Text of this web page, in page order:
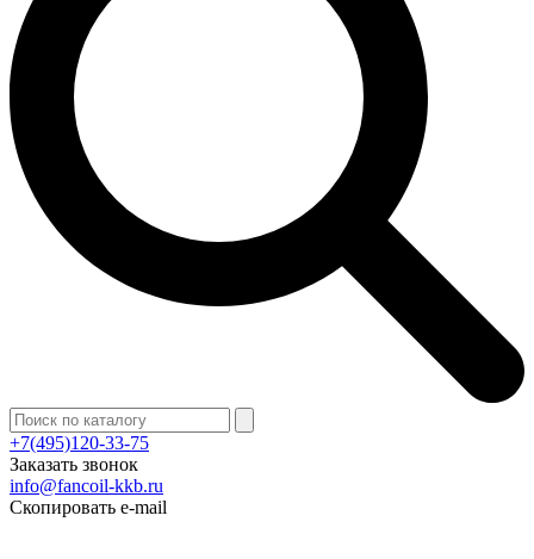
+7(495)120-33-75
Заказать звонок
info@fancoil-kkb.ru
Скопировать e-mail